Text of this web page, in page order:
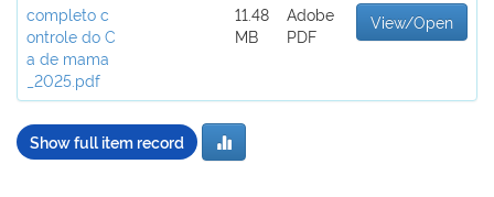
completo c
ontrole do C
a de mama
_2025.pdf
11.48
MB
Adobe
PDF
View/Open
Show full item record